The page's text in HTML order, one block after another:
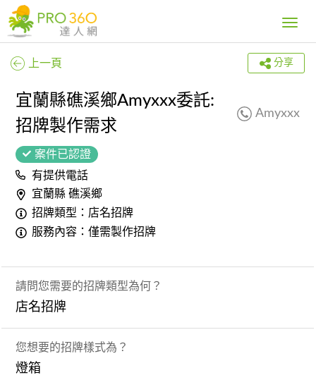
Toggle
上一頁 分享
宜蘭縣礁溪鄉Amyxxx委託:
招牌製作需求
Amyxxx
案件已認證
有提供電話
宜蘭縣 礁溪鄉
招牌類型：店名招牌
服務內容：僅需製作招牌
請問您需要的招牌類型為何？
店名招牌
您想要的招牌樣式為？
燈箱